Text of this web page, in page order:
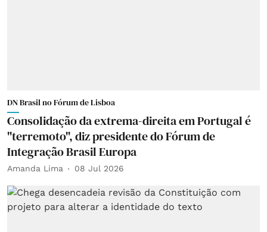
DN Brasil no Fórum de Lisboa
Consolidação da extrema-direita em Portugal é
"terremoto", diz presidente do Fórum de
Integração Brasil Europa
Amanda Lima 08 Jul 2026